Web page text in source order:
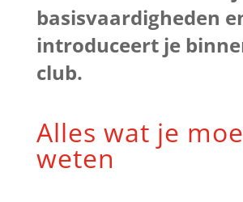
basisvaardigheden
introduceert je
club.
Alles wat je
weten